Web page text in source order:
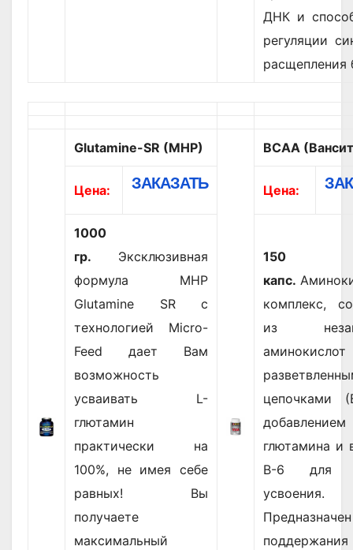
ДНК и
регуляции
расщепления
Glutamine-SR (MHP) BCAA
Цена: ЗАКАЗАТЬ Цена:
1000
гр. Эксклюзивная
формула MHP
Glutamine SR с
технологией Micro-
Feed дает Вам
возможность
усваивать L-
глютамин
практически на
100%, не имея себе
равных! Вы
получаете
максимальный
150
капс.
комплекс,
из
цепочками
глютамина и
B-6 для
усвоения.